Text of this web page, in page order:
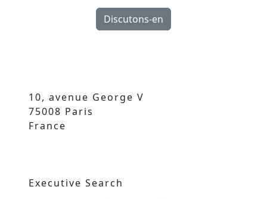
Discutons-en
10, avenue George V
75008 Paris
France
Executive Search